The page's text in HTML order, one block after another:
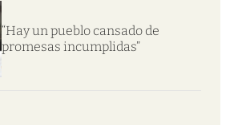
“Hay un pueblo cansado de
promesas incumplidas”